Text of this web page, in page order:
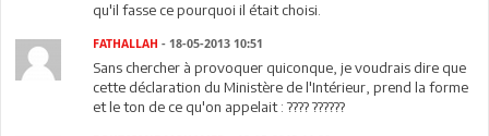
qu'il fasse ce pourquoi il était choisi.
FATHALLAH - 18-05-2013 10:51
Sans chercher à provoquer quiconque, je voudrais dire que
cette déclaration du Ministère de l'Intérieur, prend la forme
et le ton de ce qu'on appelait : ???? ??????